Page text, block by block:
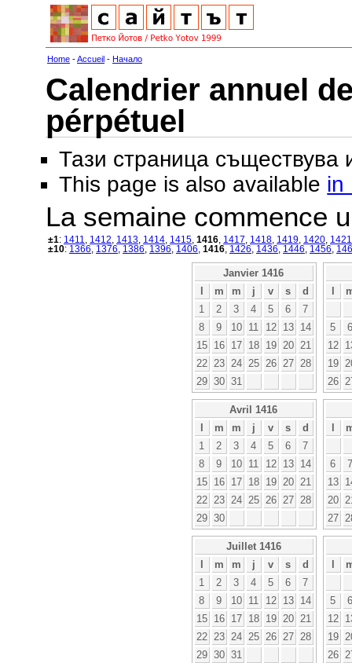
Home -Accueil - Начало
Calendrier annuel
pérpétuel
Тази страница съществува
This page is also available in
La semaine commence
±1: 1411 1412 1413 1414 1415 1416 1417 1418 1419 1420 1421
±10: 1366 1376 1386 1396 1406 1416 1426 1436 1446 1456
Janvier 1416
l
m m j v s
d
1
2 3 4 5 6
7
8
9 10 11 12 13
14
15
16 17 18 19 20
21
22
23 24 25 26 27
28
29 30 31
l
5
6
12
19
26
Avril 1416
l
m m j v s
d
1
2 3 4 5 6
7
8
9 10 11 12 13
14
15
16 17 18 19 20
21
22
23 24 25 26 27
28
29 30
l
6
7
13
20
27
Juillet 1416
l
m m j v s
d
1
2 3 4 5 6
7
8
9 10 11 12 13
14
15
16 17 18 19 20
21
22
23 24 25 26 27
28
29 30 31
l
5
6
12
19
26